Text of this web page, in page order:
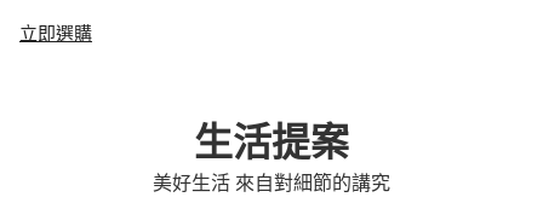
立即選購
生活提案
美好生活 來自對細節的講究